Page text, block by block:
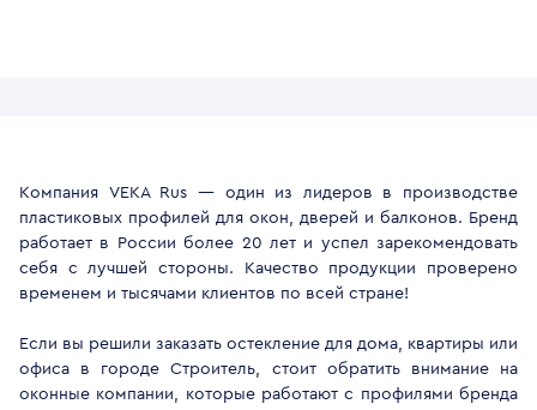
Компания VEKA Rus — один из лидеров в производстве
пластиковых профилей для окон, дверей и балконов. Бренд
работает в России более 20 лет и успел зарекомендовать
себя с лучшей стороны. Качество продукции проверено
временем и тысячами клиентов по всей стране!
Если вы решили заказать остекление для дома, квартиры или
офиса в городе Строитель, стоит обратить внимание на
оконные компании, которые работают с профилями бренда